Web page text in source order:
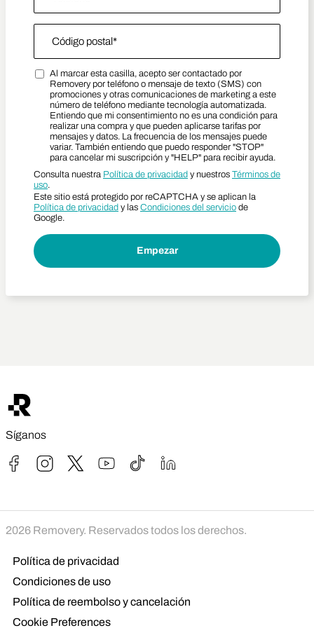
Zip Code
Marketing SMS Consent Terms
Al marcar esta casilla, acepto ser contactado por
Removery por teléfono o mensaje de texto (SMS) con
promociones y otras comunicaciones de marketing a este
número de teléfono mediante tecnología automatizada.
Entiendo que mi consentimiento no es una condición para
realizar una compra y que pueden aplicarse tarifas por
mensajes y datos. La frecuencia de los mensajes puede
variar. También entiendo que puedo responder "STOP"
para cancelar mi suscripción y "HELP" para recibir ayuda.
Consulta nuestra Política de privacidad y nuestros Términos de
uso.
Este sitio está protegido por reCAPTCHA y se aplican la
Política de privacidad y las Condiciones del servicio de
Google.
Síganos
Enlace de Facebook
Enlace de Instagram
TikTok LinkEnlace de Youtube
Enlace TiktokEnlace de Linkedin
2026 Removery. Reservados todos los derechos.
Política de privacidad
Condiciones de uso
Política de reembolso y cancelación
Cookie Preferences